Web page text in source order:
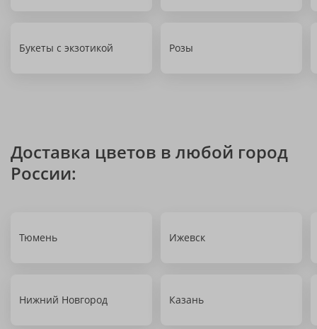
Букеты с экзотикой Розы
Доставка цветов в любой город
России:
Тюмень Ижевск
Нижний Новгород Казань